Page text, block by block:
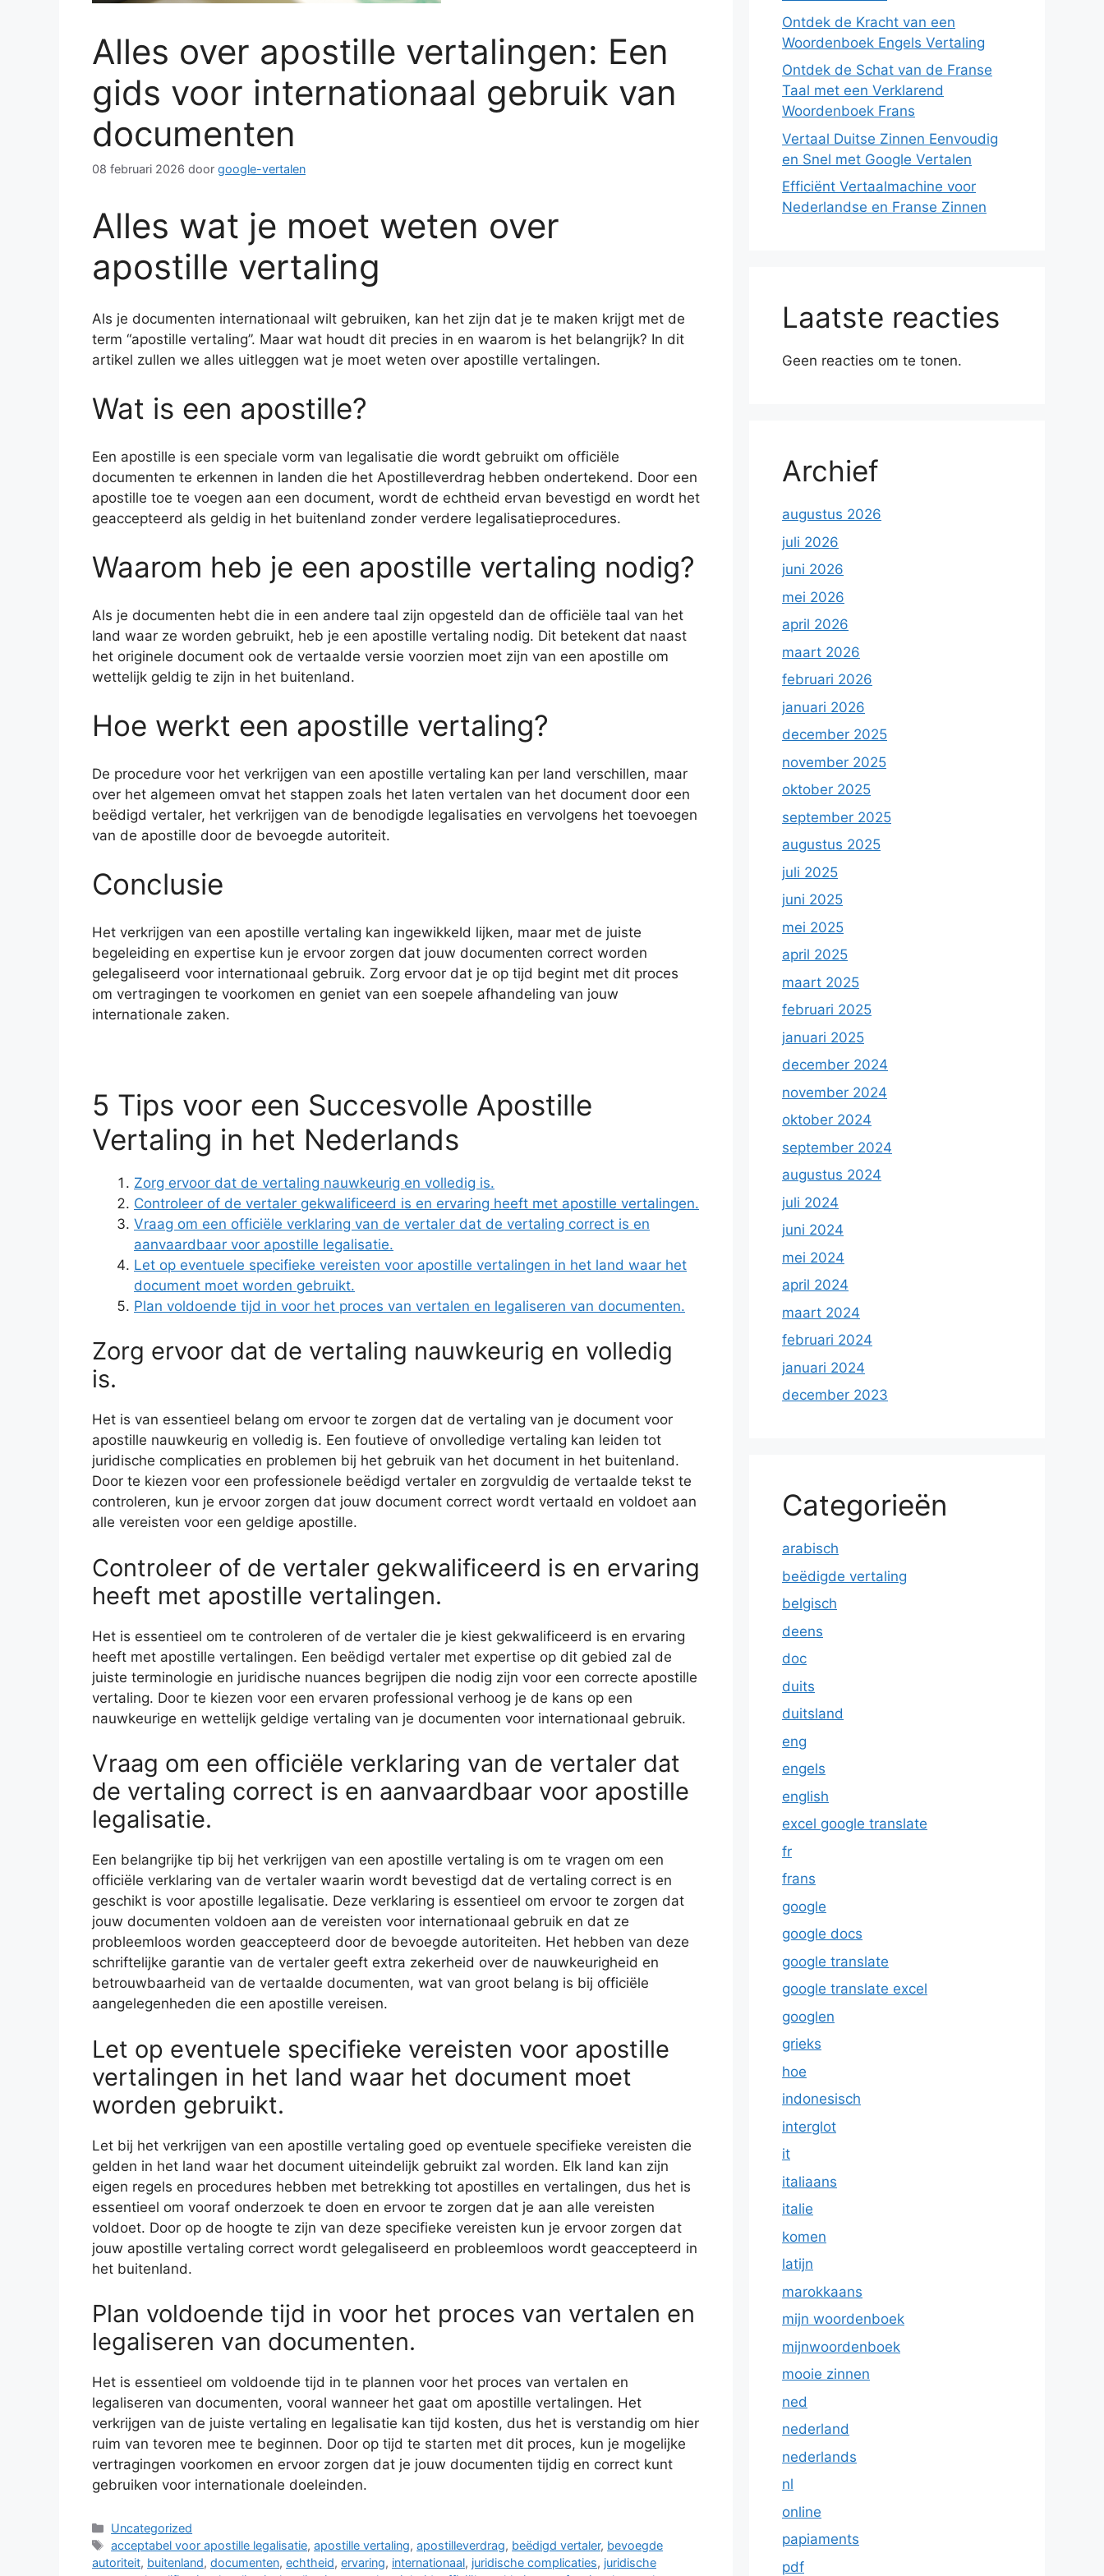
Alles over apostille vertalingen: Een
gids voor internationaal gebruik van
documenten
08 februari 2026 door google-vertalen
Alles wat je moet weten over
apostille vertaling
Als je documenten internationaal wilt gebruiken, kan het zijn dat je te maken krijgt met de
term “apostille vertaling”. Maar wat houdt dit precies in en waarom is het belangrijk? In dit
artikel zullen we alles uitleggen wat je moet weten over apostille vertalingen.
Wat is een apostille?
Een apostille is een speciale vorm van legalisatie die wordt gebruikt om officiële
documenten te erkennen in landen die het Apostilleverdrag hebben ondertekend. Door een
apostille toe te voegen aan een document, wordt de echtheid ervan bevestigd en wordt het
geaccepteerd als geldig in het buitenland zonder verdere legalisatieprocedures.
Waarom heb je een apostille vertaling nodig?
Als je documenten hebt die in een andere taal zijn opgesteld dan de officiële taal van het
land waar ze worden gebruikt, heb je een apostille vertaling nodig. Dit betekent dat naast
het originele document ook de vertaalde versie voorzien moet zijn van een apostille om
wettelijk geldig te zijn in het buitenland.
Hoe werkt een apostille vertaling?
De procedure voor het verkrijgen van een apostille vertaling kan per land verschillen, maar
over het algemeen omvat het stappen zoals het laten vertalen van het document door een
beëdigd vertaler, het verkrijgen van de benodigde legalisaties en vervolgens het toevoegen
van de apostille door de bevoegde autoriteit.
Conclusie
Het verkrijgen van een apostille vertaling kan ingewikkeld lijken, maar met de juiste
begeleiding en expertise kun je ervoor zorgen dat jouw documenten correct worden
gelegaliseerd voor internationaal gebruik. Zorg ervoor dat je op tijd begint met dit proces
om vertragingen te voorkomen en geniet van een soepele afhandeling van jouw
internationale zaken.
5 Tips voor een Succesvolle Apostille
Vertaling in het Nederlands
Zorg ervoor dat de vertaling nauwkeurig en volledig is.
Controleer of de vertaler gekwalificeerd is en ervaring heeft met apostille vertalingen.
Vraag om een ​​officiële verklaring van de vertaler dat de vertaling correct is en
aanvaardbaar voor apostille legalisatie.
Let op eventuele specifieke vereisten voor apostille vertalingen in het land waar het
document moet worden gebruikt.
Plan voldoende tijd in voor het proces van vertalen en legaliseren van documenten.
Zorg ervoor dat de vertaling nauwkeurig en volledig
is.
Het is van essentieel belang om ervoor te zorgen dat de vertaling van je document voor
apostille nauwkeurig en volledig is. Een foutieve of onvolledige vertaling kan leiden tot
juridische complicaties en problemen bij het gebruik van het document in het buitenland.
Door te kiezen voor een professionele beëdigd vertaler en zorgvuldig de vertaalde tekst te
controleren, kun je ervoor zorgen dat jouw document correct wordt vertaald en voldoet aan
alle vereisten voor een geldige apostille.
Controleer of de vertaler gekwalificeerd is en ervaring
heeft met apostille vertalingen.
Het is essentieel om te controleren of de vertaler die je kiest gekwalificeerd is en ervaring
heeft met apostille vertalingen. Een beëdigd vertaler met expertise op dit gebied zal de
juiste terminologie en juridische nuances begrijpen die nodig zijn voor een correcte apostille
vertaling. Door te kiezen voor een ervaren professional verhoog je de kans op een
nauwkeurige en wettelijk geldige vertaling van je documenten voor internationaal gebruik.
Vraag om een ​​officiële verklaring van de vertaler dat
de vertaling correct is en aanvaardbaar voor apostille
legalisatie.
Een belangrijke tip bij het verkrijgen van een apostille vertaling is om te vragen om een
officiële verklaring van de vertaler waarin wordt bevestigd dat de vertaling correct is en
geschikt is voor apostille legalisatie. Deze verklaring is essentieel om ervoor te zorgen dat
jouw documenten voldoen aan de vereisten voor internationaal gebruik en dat ze
probleemloos worden geaccepteerd door de bevoegde autoriteiten. Het hebben van deze
schriftelijke garantie van de vertaler geeft extra zekerheid over de nauwkeurigheid en
betrouwbaarheid van de vertaalde documenten, wat van groot belang is bij officiële
aangelegenheden die een apostille vereisen.
Let op eventuele specifieke vereisten voor apostille
vertalingen in het land waar het document moet
worden gebruikt.
Let bij het verkrijgen van een apostille vertaling goed op eventuele specifieke vereisten die
gelden in het land waar het document uiteindelijk gebruikt zal worden. Elk land kan zijn
eigen regels en procedures hebben met betrekking tot apostilles en vertalingen, dus het is
essentieel om vooraf onderzoek te doen en ervoor te zorgen dat je aan alle vereisten
voldoet. Door op de hoogte te zijn van deze specifieke vereisten kun je ervoor zorgen dat
jouw apostille vertaling correct wordt gelegaliseerd en probleemloos wordt geaccepteerd in
het buitenland.
Plan voldoende tijd in voor het proces van vertalen en
legaliseren van documenten.
Het is essentieel om voldoende tijd in te plannen voor het proces van vertalen en
legaliseren van documenten, vooral wanneer het gaat om apostille vertalingen. Het
verkrijgen van de juiste vertaling en legalisatie kan tijd kosten, dus het is verstandig om hier
ruim van tevoren mee te beginnen. Door op tijd te starten met dit proces, kun je mogelijke
vertragingen voorkomen en ervoor zorgen dat je jouw documenten tijdig en correct kunt
gebruiken voor internationale doeleinden.
Categorieën
Uncategorized
Tags
acceptabel voor apostille legalisatie,apostille vertaling,apostilleverdrag, beëdigd vertaler, bevoegde
autoriteit, buitenland, documenten, echtheid, ervaring, internationaal, juridische complicaties, juridische
Ontdek de Kracht van een
Woordenboek Engels Vertaling
Ontdek de Schat van de Franse
Taal met een Verklarend
Woordenboek Frans
Vertaal Duitse Zinnen Eenvoudig
en Snel met Google Vertalen
Efficiënt Vertaalmachine voor
Nederlandse en Franse Zinnen
Laatste reacties
Geen reacties om te tonen.
Archief
augustus 2026
juli 2026
juni 2026
mei 2026
april 2026
maart 2026
februari 2026
januari 2026
december 2025
november 2025
oktober 2025
september 2025
augustus 2025
juli 2025
juni 2025
mei 2025
april 2025
maart 2025
februari 2025
januari 2025
december 2024
november 2024
oktober 2024
september 2024
augustus 2024
juli 2024
juni 2024
mei 2024
april 2024
maart 2024
februari 2024
januari 2024
december 2023
Categorieën
arabisch
beëdigde vertaling
belgisch
deens
doc
duits
duitsland
eng
engels
english
excel google translate
fr
frans
google
google docs
google translate
google translate excel
googlen
grieks
hoe
indonesisch
interglot
it
italiaans
italie
komen
latijn
marokkaans
mijn woordenboek
mijnwoordenboek
mooie zinnen
ned
nederland
nederlands
nl
online
papiaments
pdf